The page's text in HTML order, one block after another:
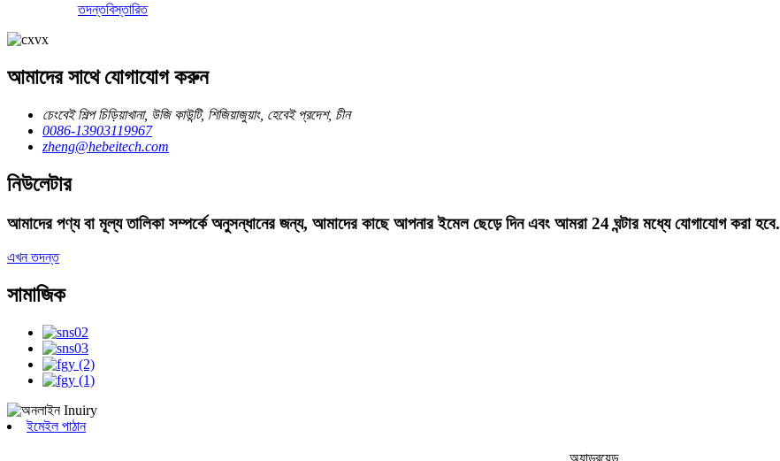
তদন্তবিস্তারিত
আমাদের সাথে যোগাযোগ করুন
চেংবেই শিল্প চিড়িয়াখানা, উজি কাউন্টি, শিজিয়াজুয়াং, হেবেই প্রদেশ, চীন
0086-13903119967
zheng@hebeitech.com
নিউলেটার
আমাদের পণ্য বা মূল্য তালিকা সম্পর্কে অনুসন্ধানের জন্য, আমাদের কাছে আপনার ইমেল ছেড়ে দিন এবং আমরা 24 ঘন্টার মধ্যে যোগাযোগ করা হবে.
এখন তদন্ত
সামাজিক
ইমেইল পাঠান
অ্যান্ড্রয়েড